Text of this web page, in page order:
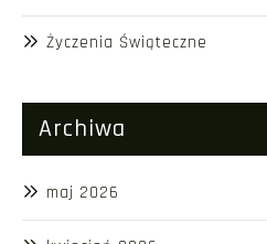
Życzenia Świąteczne
Archiwa
maj 2026